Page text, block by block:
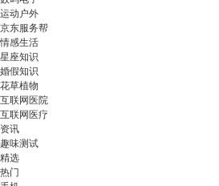
运动户外
京东服务帮
情感生活
星座知识
婚假知识
花草植物
互联网医院
互联网医疗
资讯
趣味测试
精选
热门